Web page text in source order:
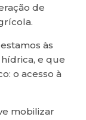
de
às
e que
o acesso à
mobilizar